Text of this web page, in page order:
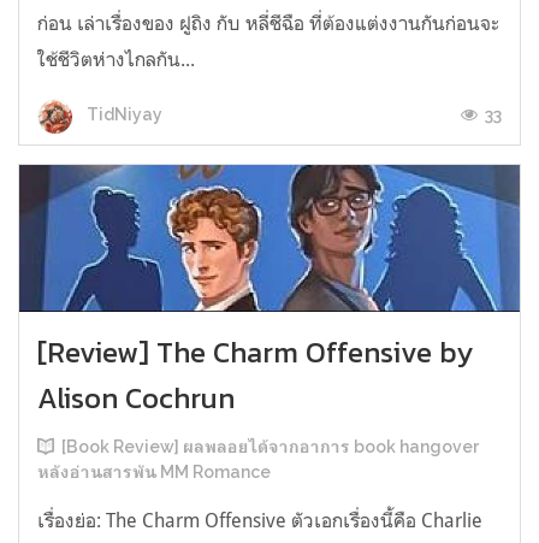
ก่อน เล่าเรื่องของ ฝูถิง กับ หลี่ชีฉือ ที่ต้องแต่งงานกันก่อนจะ
ใช้ชีวิตห่างไกลกัน...
TidNiyay 33
[Review] The Charm Offensive by
Alison Cochrun
[Book Review] ผลพลอยได้จากอาการ book hangover
หลังอ่านสารพัน MM Romance
เรื่องย่อ: The Charm Offensive ตัวเอกเรื่องนี้คือ Charlie